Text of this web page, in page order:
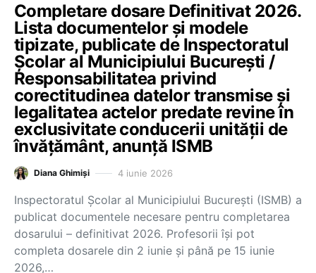
Completare dosare Definitivat 2026.
Lista documentelor și modele
tipizate, publicate de Inspectoratul
Școlar al Municipiului București /
Responsabilitatea privind
corectitudinea datelor transmise şi
legalitatea actelor predate revine în
exclusivitate conducerii unității de
învățământ, anunță ISMB
Diana Ghimiși 4 iunie 2026
Inspectoratul Școlar al Municipiului București (ISMB) a
publicat documentele necesare pentru completarea
dosarului – definitivat 2026. Profesorii își pot
completa dosarele din 2 iunie și până pe 15 iunie
2026,…